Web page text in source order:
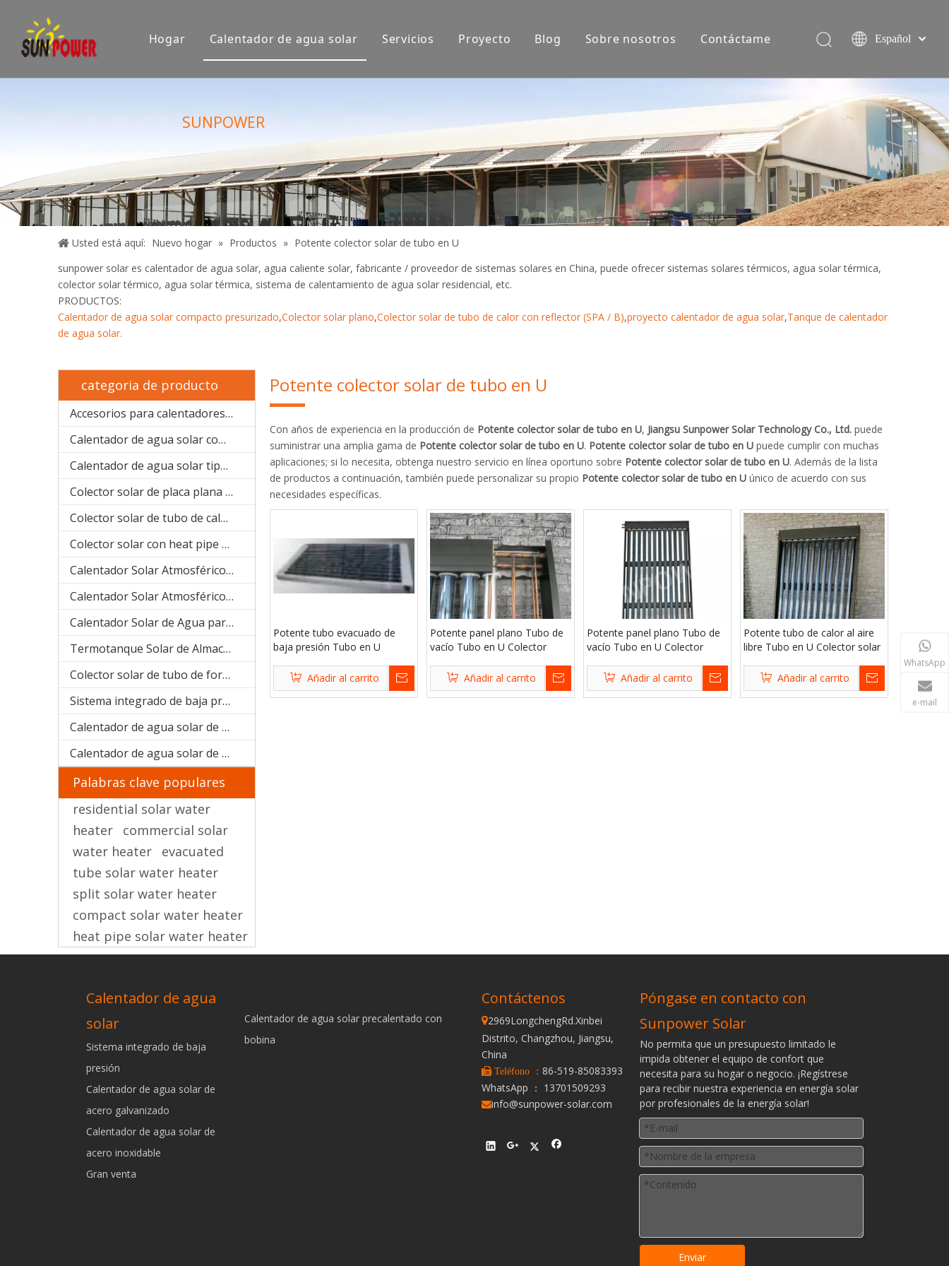
Hogar Calentador de agua solar Servicios Proyecto Blog Sobre nosotros Contáctame
Español
English
SUNPOWER
Usted está aquí: Nuevo hogar » Productos » Potente colector solar de tubo en U
sunpower solar es calentador de agua solar, agua caliente solar, fabricante / proveedor de sistemas solares en China, puede ofrecer sistemas solares térmicos, agua solar térmica,
colector solar térmico, agua solar térmica, sistema de calentamiento de agua solar residencial, etc.
PRODUCTOS:
Calentador de agua solar compacto presurizado,Colector solar plano,Colector solar de tubo de calor con reflector (SPA / B),proyecto calentador de agua solar,Tanque de calentador
de agua solar.
categoria de producto
Accesorios para calentadores solares de agua
Calentador de agua solar compacto presurizado (SPP)
Calentador de agua solar tipo bobina de cobre precalentado (SPHE)
Colector solar de placa plana (SPFP)
Colector solar de tubo de calor (aluminio SPB)
Colector solar con heat pipe de sistema separado(acero inoxidable manifold SPA)
Calentador Solar Atmosférico (acero inoxidable compacto SPC)
Calentador Solar Atmosférico ( galvanizado compacto SPR)
Calentador Solar de Agua para Proyecto (SPCF)
Termotanque Solar de Almacenaje de agua
Colector solar de tubo de forma U (manifold SPU)
Sistema integrado de baja presión
Calentador de agua solar de acero galvanizado
Calentador de agua solar de acero inoxidable
Palabras clave populares
residential solar water
heater
commercial solar
water heater
evacuated
tube solar water heater
split solar water heater
compact solar water heater
heat pipe solar water heater
Potente colector solar de tubo en U
Con años de experiencia en la producción de Potente colector solar de tubo en U, Jiangsu Sunpower Solar Technology Co., Ltd. puede
suministrar una amplia gama de Potente colector solar de tubo en U. Potente colector solar de tubo en U puede cumplir con muchas
aplicaciones; si lo necesita, obtenga nuestro servicio en línea oportuno sobre Potente colector solar de tubo en U. Además de la lista
de productos a continuación, también puede personalizar su propio Potente colector solar de tubo en U único de acuerdo con sus
necesidades específicas.
Potente tubo evacuado de
baja presión Tubo en U
Añadir al carrito
Potente panel plano Tubo de
vacío Tubo en U Colector
Añadir al carrito
Potente panel plano Tubo de
vacío Tubo en U Colector
Añadir al carrito
Potente tubo de calor al aire
libre Tubo en U Colector solar
Añadir al carrito
Calentador de agua
solar
Sistema integrado de baja
presión
Calentador de agua solar de
acero galvanizado
Calentador de agua solar de
acero inoxidable
Gran venta
Calentador de agua solar precalentado con
bobina
WhatsApp
e-mail
Contáctenos
2969LongchengRd.Xinbei
Distrito, Changzhou, Jiangsu,
China
 Teléfono ： 86-519-85083393
WhatsApp ： 13701509293
info@sunpower-solar.com
Póngase en contacto con
Sunpower Solar
No permita que un presupuesto limitado le
impida obtener el equipo de confort que
necesita para su hogar o negocio. ¡Regístrese
para recibir nuestra experiencia en energía solar
por profesionales de la energía solar!
Enviar